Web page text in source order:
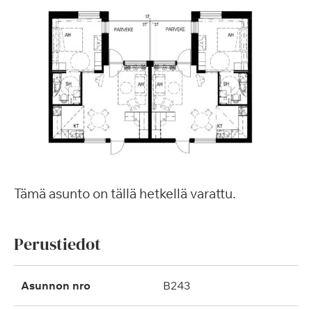
Tämä asunto on tällä hetkellä varattu.
Perustiedot
Asunnon nro B243